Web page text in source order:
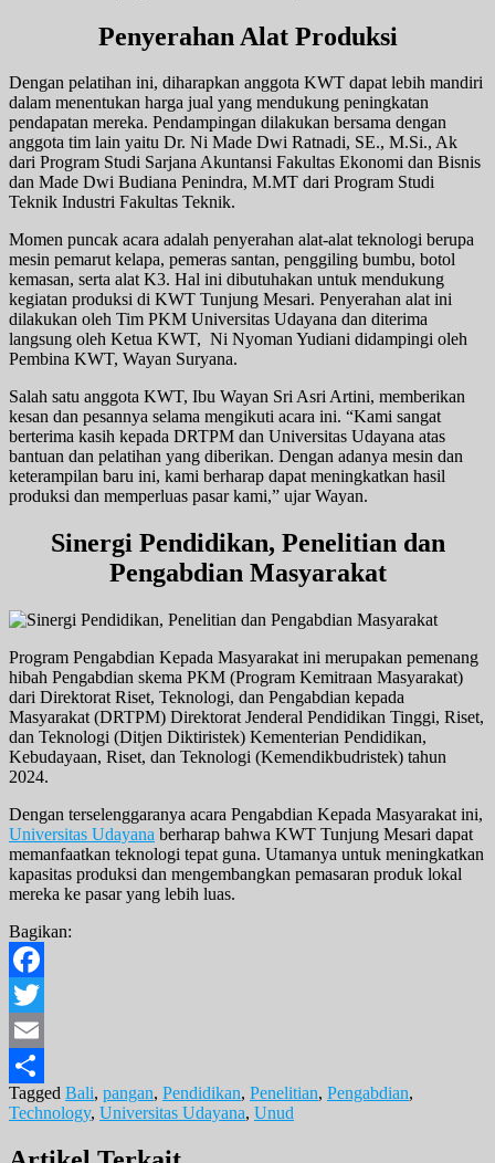
Penyerahan Alat Produksi
Dengan pelatihan ini, diharapkan anggota KWT dapat lebih mandiri
dalam menentukan harga jual yang mendukung peningkatan
pendapatan mereka. Pendampingan dilakukan bersama dengan
anggota tim lain yaitu Dr. Ni Made Dwi Ratnadi, SE., M.Si., Ak
dari Program Studi Sarjana Akuntansi Fakultas Ekonomi dan Bisnis
dan Made Dwi Budiana Penindra, M.MT dari Program Studi
Teknik Industri Fakultas Teknik.
Momen puncak acara adalah penyerahan alat-alat teknologi berupa
mesin pemarut kelapa, pemeras santan, penggiling bumbu, botol
kemasan, serta alat K3. Hal ini dibutuhakan untuk mendukung
kegiatan produksi di KWT Tunjung Mesari. Penyerahan alat ini
dilakukan oleh Tim PKM Universitas Udayana dan diterima
langsung oleh Ketua KWT, Ni Nyoman Yudiani didampingi oleh
Pembina KWT, Wayan Suryana.
Salah satu anggota KWT, Ibu Wayan Sri Asri Artini, memberikan
kesan dan pesannya selama mengikuti acara ini. “Kami sangat
berterima kasih kepada DRTPM dan Universitas Udayana atas
bantuan dan pelatihan yang diberikan. Dengan adanya mesin dan
keterampilan baru ini, kami berharap dapat meningkatkan hasil
produksi dan memperluas pasar kami,” ujar Wayan.
Sinergi Pendidikan, Penelitian dan
Pengabdian Masyarakat
Program Pengabdian Kepada Masyarakat ini merupakan pemenang
hibah Pengabdian skema PKM (Program Kemitraan Masyarakat)
dari Direktorat Riset, Teknologi, dan Pengabdian kepada
Masyarakat (DRTPM) Direktorat Jenderal Pendidikan Tinggi, Riset,
dan Teknologi (Ditjen Diktiristek) Kementerian Pendidikan,
Kebudayaan, Riset, dan Teknologi (Kemendikbudristek) tahun
2024.
Dengan terselenggaranya acara Pengabdian Kepada Masyarakat ini,
Universitas Udayana berharap bahwa KWT Tunjung Mesari dapat
memanfaatkan teknologi tepat guna. Utamanya untuk meningkatkan
kapasitas produksi dan mengembangkan pemasaran produk lokal
mereka ke pasar yang lebih luas.
Bagikan:
Facebook
Twitter
Email
Share
Tagged Bali, pangan, Pendidikan, Penelitian, Pengabdian,
Technology, Universitas Udayana, Unud